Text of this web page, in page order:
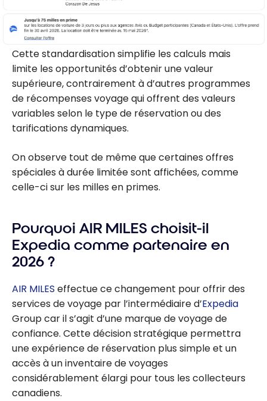
Cette standardisation simplifie les calculs mais
limite les opportunités d’obtenir une valeur
supérieure, contrairement à d’autres programmes
de récompenses voyage qui offrent des valeurs
variables selon le type de réservation ou des
tarifications dynamiques.
On observe tout de même que certaines offres
spéciales à durée limitée sont affichées, comme
celle-ci sur les milles en primes.
Pourquoi AIR MILES choisit-il
Expedia comme partenaire en
2026 ?
AIR MILES effectue ce changement pour offrir des
services de voyage par l’intermédiaire d’Expedia
Group car il s’agit d’une marque de voyage de
confiance. Cette décision stratégique permettra
une expérience de réservation plus simple et un
accès à un inventaire de voyages
considérablement élargi pour tous les collecteurs
canadiens.